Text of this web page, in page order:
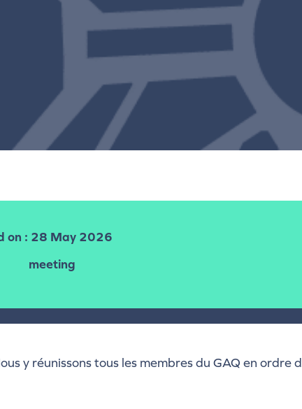
on : 28 May 2026
meeting
y réunissons tous les membres du GAQ en ordre